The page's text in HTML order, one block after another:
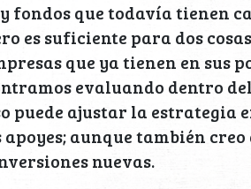
fondos que todavía tienen
es suficiente para dos
que ya tienen en sus
evaluando dentro
puede ajustar la estrategia
aunque también
nuevas.